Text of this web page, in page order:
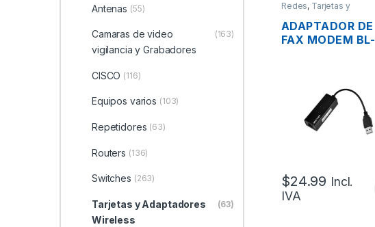
Redes, Tarjetas y
Adaptadores Wireless
ADAPTADOR DE
FAX MODEM BL-
$24.99 Incl.
IVA
Antenas (55)
Camaras de video
vigilancia y Grabadores
(163)
CISCO (116)
Equipos varios (103)
Repetidores (63)
Routers (136)
Switches (263)
Tarjetas y Adaptadores
Wireless
(63)